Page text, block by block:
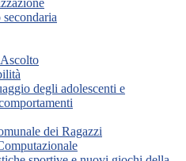
degli adolescenti e
dei Ragazzi